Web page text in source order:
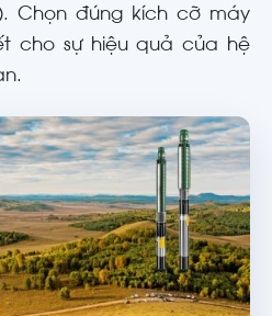
Chọn đúng kích cỡ máy
cho sự hiệu quả của hệ